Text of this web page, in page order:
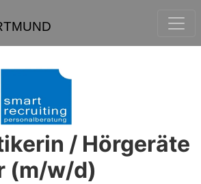
/ Hörgeräte
(m/w/d)